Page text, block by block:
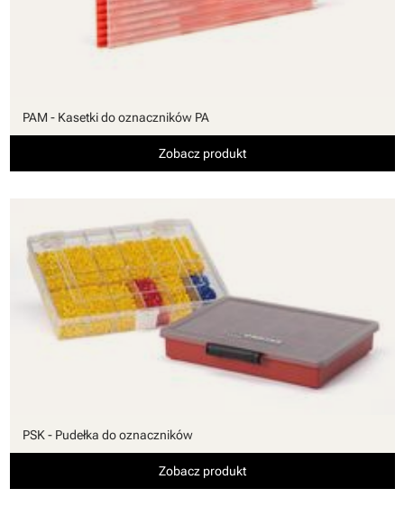
PAM - Kasetki do oznaczników PA
Zobacz produkt
PSK - Pudełka do oznaczników
Zobacz produkt